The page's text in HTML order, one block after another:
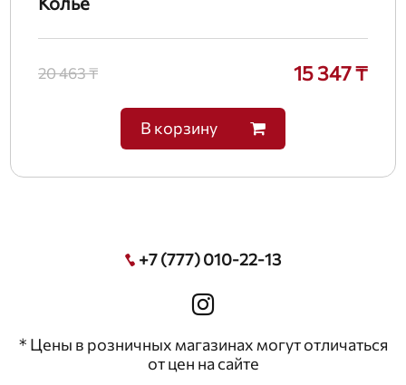
20 463 ₸ 15 347 ₸
В корзину
+7 (777) 010-22-13
* Цены в розничных магазинах могут отличаться
от цен на сайте